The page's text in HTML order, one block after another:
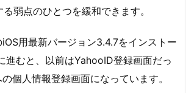
弱点のひとつを緩和できます。
iOS用最新バージョン3.4.7をインストー
進むと、以前はYahooID登録画面だっ
個人情報登録画面になっています。